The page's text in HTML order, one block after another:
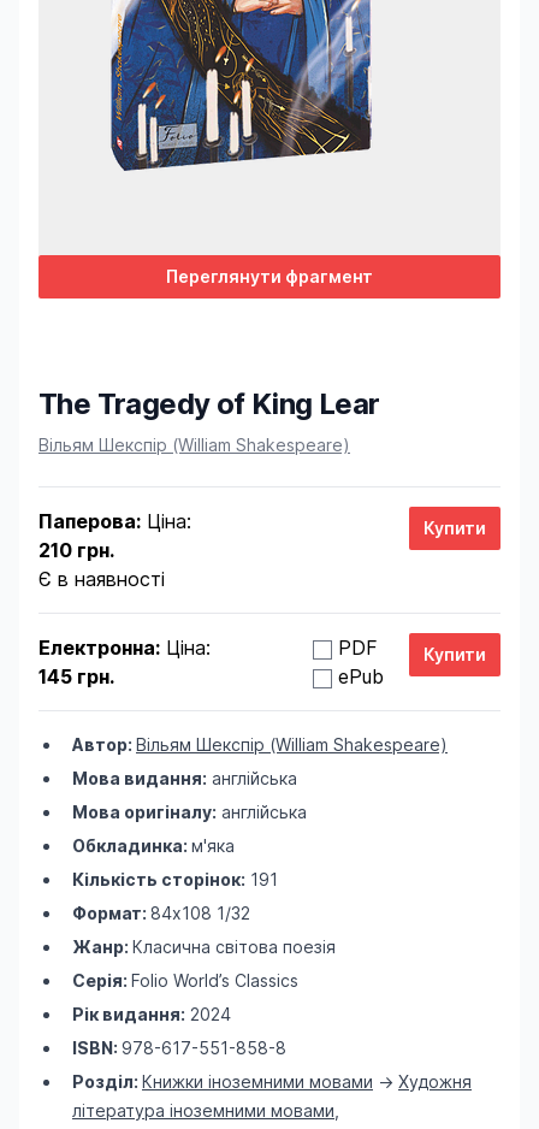
Переглянути фрагмент
The Tragedy of King Lear
Product information
Вільям Шекспір (William Shakespeare)
Паперова: Ціна:
210 грн.
Є в наявності
Електронна: Ціна:
145 грн.
PDF
ePub
Автор: Вільям Шекспір (William Shakespeare)
Мова видання: англійська
Мова оригіналу: англійська
Обкладинка: м'яка
Кількість сторінок: 191
Формат: 84х108 1/32
Жанр: Класична світова поезія
Серія: Folio World’s Classics
Рік видання: 2024
ISBN: 978-617-551-858-8
Розділ: Книжки іноземними мовами -> Художня
література іноземними мовами